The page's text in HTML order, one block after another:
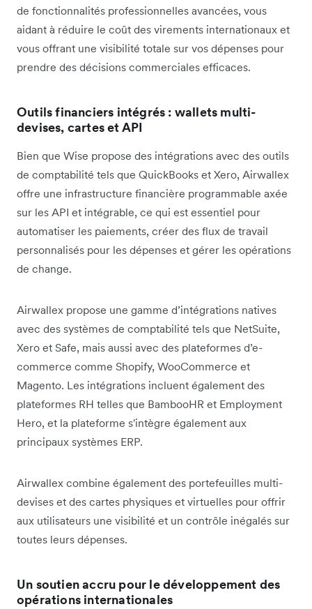
de fonctionnalités professionnelles avancées, vous
aidant à réduire le coût des virements internationaux et
vous offrant une visibilité totale sur vos dépenses pour
prendre des décisions commerciales efficaces.
Outils financiers intégrés : wallets multi-
devises, cartes et API
Bien que Wise propose des intégrations avec des outils
de comptabilité tels que QuickBooks et Xero, Airwallex
offre une infrastructure financière programmable axée
sur les API et intégrable, ce qui est essentiel pour
automatiser les paiements, créer des flux de travail
personnalisés pour les dépenses et gérer les opérations
de change.
Airwallex propose une gamme d’intégrations natives
avec des systèmes de comptabilité tels que NetSuite,
Xero et Safe, mais aussi avec des plateformes d’e-
commerce comme Shopify, WooCommerce et
Magento. Les intégrations incluent également des
plateformes RH telles que BambooHR et Employment
Hero, et la plateforme s'intègre également aux
principaux systèmes ERP.
Airwallex combine également des portefeuilles multi-
devises et des cartes physiques et virtuelles pour offrir
aux utilisateurs une visibilité et un contrôle inégalés sur
toutes leurs dépenses.
Un soutien accru pour le développement des
opérations internationales